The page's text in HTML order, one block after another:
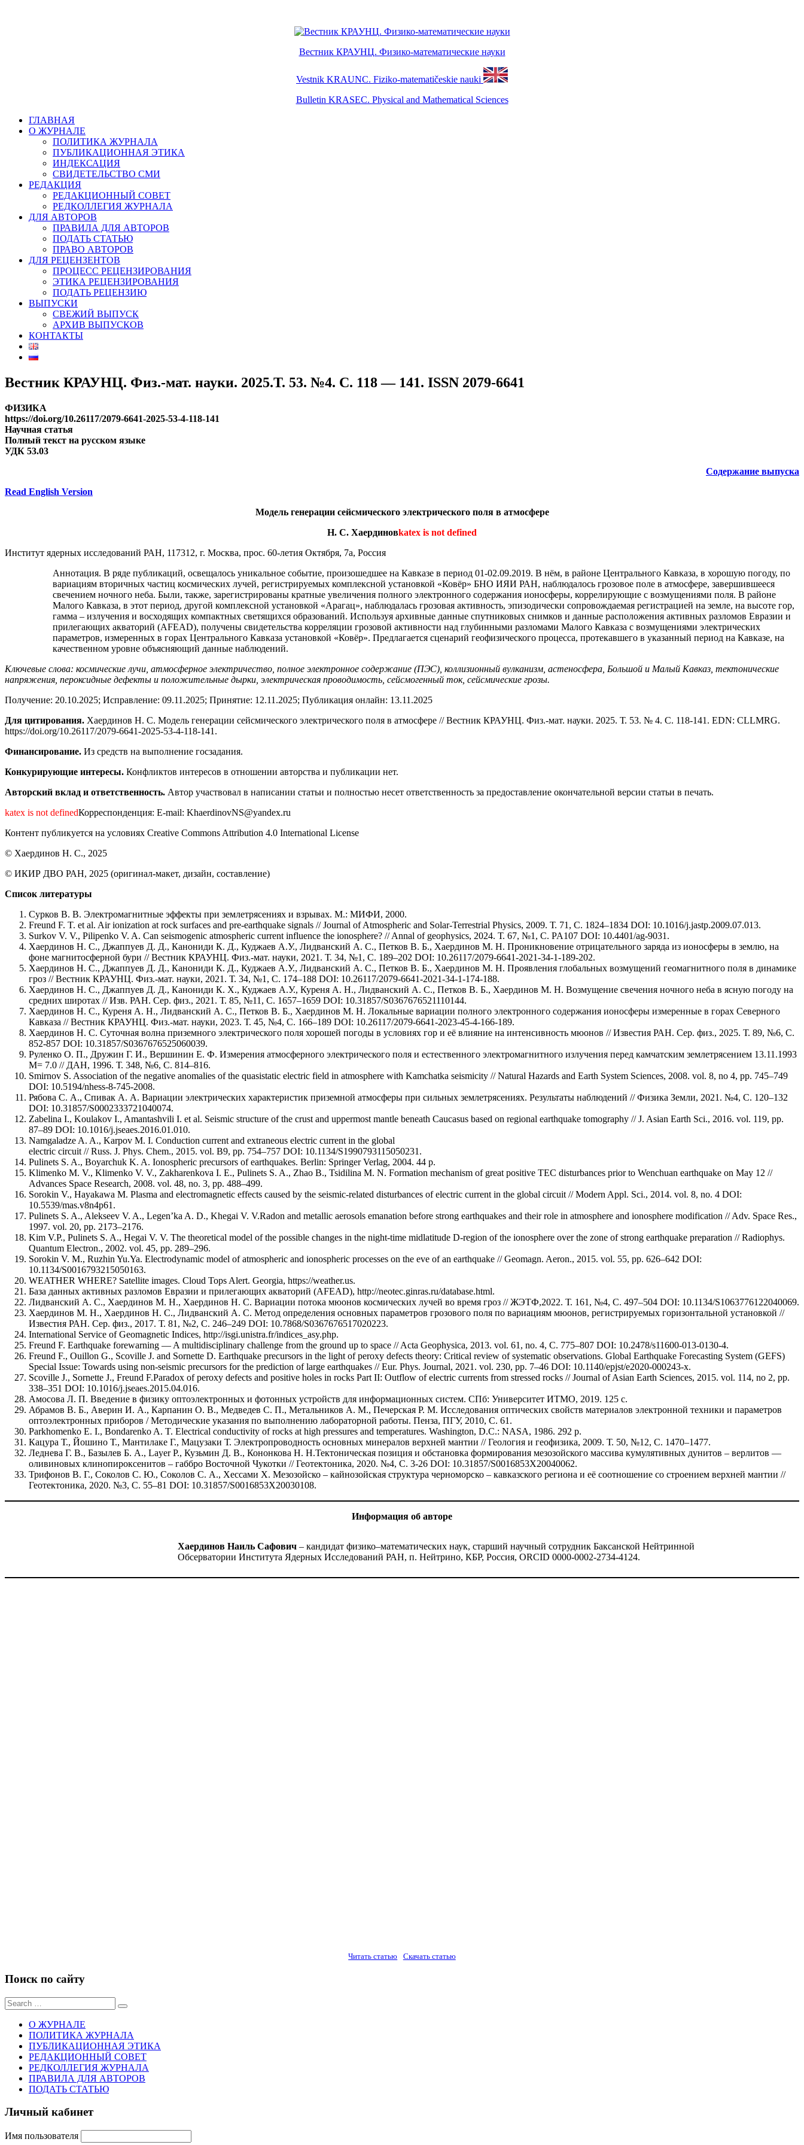
Вестник КРАУНЦ. Физико-математические науки
Vestnik KRAUNC. Fiziko-matematičeskie nauki
Bulletin KRASEC. Physical and Mathematical Sciences
ГЛАВНАЯ
О ЖУРНАЛЕ
ПОЛИТИКА ЖУРНАЛА
ПУБЛИКАЦИОННАЯ ЭТИКА
ИНДЕКСАЦИЯ
СВИДЕТЕЛЬСТВО СМИ
РЕДАКЦИЯ
РЕДАКЦИОННЫЙ СОВЕТ
РЕДКОЛЛЕГИЯ ЖУРНАЛА
ДЛЯ АВТОРОВ
ПРАВИЛА ДЛЯ АВТОРОВ
ПОДАТЬ СТАТЬЮ
ПРАВО АВТОРОВ
ДЛЯ РЕЦЕНЗЕНТОВ
ПРОЦЕСС РЕЦЕНЗИРОВАНИЯ
ЭТИКА РЕЦЕНЗИРОВАНИЯ
ПОДАТЬ РЕЦЕНЗИЮ
ВЫПУСКИ
СВЕЖИЙ ВЫПУСК
АРХИВ ВЫПУСКОВ
КОНТАКТЫ
Вестник КРАУНЦ. Физ.-мат. науки. 2025.Т. 53. №4. C. 118 — 141. ISSN 2079-6641
ФИЗИКА
https://doi.org/10.26117/2079-6641-2025-53-4-118-141
Научная статья
Полный текст на русском языке
УДК 53.03
Содержание выпуска
Read English Version
Модель генерации сейсмического электрического поля в атмосфере
Н. С. Хаердиновkatex is not defined
Институт ядерных исследований РАН, 117312, г. Москва, прос. 60-летия Октября, 7а, Россия
Аннотация. В ряде публикаций, освещалось уникальное событие, произошедшее на Кавказе в период 01-02.09.2019. В нём, в районе Центрального Кавказа, в хорошую погоду, по
вариациям вторичных частиц космических лучей, регистрируемых комплексной установкой «Ковёр» БНО ИЯИ РАН, наблюдалось грозовое поле в атмосфере, завершившееся
свечением ночного неба. Были, также, зарегистрированы кратные увеличения полного электронного содержания ионосферы, коррелирующие с возмущениями поля. В районе
Малого Кавказа, в этот период, другой комплексной установкой «Арагац», наблюдалась грозовая активность, эпизодически сопровождаемая регистрацией на земле, на высоте гор,
гамма – излучения и восходящих компактных светящихся образований. Используя архивные данные спутниковых снимков и данные расположения активных разломов Евразии и
прилегающих акваторий (AFEAD), получены свидетельства корреляции грозовой активности над глубинными разломами Малого Кавказа с возмущениями электрических
параметров, измеренных в горах Центрального Кавказа установкой «Ковёр». Предлагается сценарий геофизического процесса, протекавшего в указанный период на Кавказе, на
качественном уровне объясняющий данные наблюдений.
Ключевые слова: космические лучи, атмосферное электричество, полное электронное содержание (ПЭС), коллизионный вулканизм, астеносфера, Большой и Малый Кавказ, тектонические
напряжения, пероксидные дефекты и положительные дырки, электрическая проводимость, сейсмогенный ток, сейсмические грозы.
Получение: 20.10.2025; Исправление: 09.11.2025; Принятие: 12.11.2025; Публикация онлайн: 13.11.2025
Для цитирования. Хаердинов Н. С. Модель генерации сейсмического электрического поля в атмосфере // Вестник КРАУНЦ. Физ.-мат. науки. 2025. Т. 53. № 4. C. 118-141. EDN: CLLMRG.
https://doi.org/10.26117/2079-6641-2025-53-4-118-141.
Финансирование. Из средств на выполнение госзадания.
Конкурирующие интересы. Конфликтов интересов в отношении авторства и публикации нет.
Авторский вклад и ответственность. Автор участвовал в написании статьи и полностью несет ответственность за предоставление окончательной версии статьи в печать.
katex is not definedКорреспонденция: E-mail: KhaerdinovNS@yandex.ru
Контент публикуется на условиях Creative Commons Attribution 4.0 International License
© Хаердинов Н. С., 2025
© ИКИР ДВО РАН, 2025 (оригинал-макет, дизайн, составление)
Список литературы
Сурков В. В. Электромагнитные эффекты при землетрясениях и взрывах. М.: МИФИ, 2000.
Freund F. T. et al. Air ionization at rock surfaces and pre-earthquake signals // Journal of Atmospheric and Solar-Terrestrial Physics, 2009. Т. 71, С. 1824–1834 DOI: 10.1016/j.jastp.2009.07.013.
Surkov V. V., Pilipenko V. A. Can seismogenic atmospheric current influence the ionosphere? // Annal of geophysics, 2024. Т. 67, №1, С. PA107 DOI: 10.4401/ag-9031.
Хаердинов Н. С., Джаппуев Д. Д., Канониди К. Д., Куджаев А.У., Лидванский А. С., Петков В. Б., Хаердинов М. Н. Проникновение отрицательного заряда из ионосферы в землю, на
фоне магнитосферной бури // Вестник КРАУНЦ. Физ.-мат. науки, 2021. Т. 34, №1, С. 189–202 DOI: 10.26117/2079-6641-2021-34-1-189-202.
Хаердинов Н. С., Джаппуев Д. Д., Канониди К. Д., Куджаев А.У., Лидванский А. С., Петков В. Б., Хаердинов М. Н. Проявления глобальных возмущений геомагнитного поля в динамике
гроз // Вестник КРАУНЦ. Физ.-мат. науки, 2021. Т. 34, №1, С. 174–188 DOI: 10.26117/2079-6641-2021-34-1-174-188.
Хаердинов Н. С., Джаппуев Д. Д., Канониди К. Х., Куджаев А.У., Куреня А. Н., Лидванский А. С., Петков В. Б., Хаердинов М. Н. Возмущение свечения ночного неба в ясную погоду на
средних широтах // Изв. РАН. Сер. физ., 2021. Т. 85, №11, С. 1657–1659 DOI: 10.31857/S0367676521110144.
Хаердинов Н. С., Куреня А. Н., Лидванский А. С., Петков В. Б., Хаердинов М. Н. Локальные вариации полного электронного содержания ионосферы измеренные в горах Северного
Кавказа // Вестник КРАУНЦ. Физ.-мат. науки, 2023. Т. 45, №4, С. 166–189 DOI: 10.26117/2079-6641-2023-45-4-166-189.
Хаердинов Н. С. Суточная волна приземного электрического поля хорошей погоды в условиях гор и её влияние на интенсивность мюонов // Известия РАН. Сер. физ., 2025. Т. 89, №6, С.
852-857 DOI: 10.31857/S0367676525060039.
Руленко О. П., Дружин Г. И., Вершинин Е. Ф. Измерения атмосферного электрического поля и естественного электромагнитного излучения перед камчатским землетрясением 13.11.1993
М= 7.0 // ДАН, 1996. Т. 348, №6, С. 814–816.
Smirnov S. Association of the negative anomalies of the quasistatic electric field in atmosphere with Kamchatka seismicity // Natural Hazards and Earth System Sciences, 2008. vol. 8, no 4, pp. 745–749
DOI: 10.5194/nhess-8-745-2008.
Рябова С. А., Спивак А. А. Вариации электрических характеристик приземной атмосферы при сильных землетрясениях. Результаты наблюдений // Физика Земли, 2021. №4, С. 120–132
DOI: 10.31857/S0002333721040074.
Zabelina I., Koulakov I., Amantashvili I. et al. Seismic structure of the crust and uppermost mantle beneath Caucasus based on regional earthquake tomography // J. Asian Earth Sci., 2016. vol. 119, pp.
87–89 DOI: 10.1016/j.jseaes.2016.01.010.
Namgaladze A. A., Karpov M. I. Conduction current and extraneous electric current in the global
electric circuit // Russ. J. Phys. Chem., 2015. vol. B9, pp. 754–757 DOI: 10.1134/S1990793115050231.
Pulinets S. A., Boyarchuk K. A. Ionospheric precursors of earthquakes. Berlin: Springer Verlag, 2004. 44 p.
Klimenko M. V., Klimenko V. V., Zakharenkova I. E., Pulinets S. A., Zhao B., Tsidilina M. N. Formation mechanism of great positive TEC disturbances prior to Wenchuan earthquake on May 12 //
Advances Space Research, 2008. vol. 48, no. 3, pp. 488–499.
Sorokin V., Hayakawa M. Plasma and electromagnetic effects caused by the seismic-related disturbances of electric current in the global circuit // Modern Appl. Sci., 2014. vol. 8, no. 4 DOI:
10.5539/mas.v8n4p61.
Pulinets S. A., Alekseev V. A., Legen’ka A. D., Khegai V. V.Radon and metallic aerosols emanation before strong earthquakes and their role in atmosphere and ionosphere modification // Adv. Space Res.,
1997. vol. 20, pp. 2173–2176.
Kim V.P., Pulinets S. A., Hegai V. V. The theoretical model of the possible changes in the night-time midlatitude D-region of the ionosphere over the zone of strong earthquake preparation // Radiophys.
Quantum Electron., 2002. vol. 45, pp. 289–296.
Sorokin V. M., Ruzhin Yu.Ya. Electrodynamic model of atmospheric and ionospheric processes on the eve of an earthquake // Geomagn. Aeron., 2015. vol. 55, pp. 626–642 DOI:
10.1134/S0016793215050163.
WEATHER WHERE? Satellite images. Cloud Tops Alert. Georgia, https://weather.us.
База данных активных разломов Евразии и прилегающих акваторий (AFEAD), http://neotec.ginras.ru/database.html.
Лидванский А. С., Хаердинов М. Н., Хаердинов Н. С. Вариации потока мюонов космических лучей во время гроз // ЖЭТФ,2022. Т. 161, №4, С. 497–504 DOI: 10.1134/S1063776122040069.
Хаердинов М. Н., Хаердинов Н. С., Лидванский А. С. Метод определения основных параметров грозового поля по вариациям мюонов, регистрируемых горизонтальной установкой //
Известия РАН. Сер. физ., 2017. Т. 81, №2, С. 246–249 DOI: 10.7868/S0367676517020223.
International Service of Geomagnetic Indices, http://isgi.unistra.fr/indices_asy.php.
Freund F. Earthquake forewarning — A multidisciplinary challenge from the ground up to space // Acta Geophysica, 2013. vol. 61, no. 4, С. 775–807 DOI: 10.2478/s11600-013-0130-4.
Freund F., Ouillon G., Scoville J. and Sornette D. Earthquake precursors in the light of peroxy defects theory: Critical review of systematic observations. Global Earthquake Forecasting System (GEFS)
Special Issue: Towards using non-seismic precursors for the prediction of large earthquakes // Eur. Phys. Journal, 2021. vol. 230, pp. 7–46 DOI: 10.1140/epjst/e2020-000243-x.
Scoville J., Sornette J., Freund F.Paradox of peroxy defects and positive holes in rocks Part II: Outflow of electric currents from stressed rocks // Journal of Asian Earth Sciences, 2015. vol. 114, no 2, pp.
338–351 DOI: 10.1016/j.jseaes.2015.04.016.
Амосова Л. П. Введение в физику оптоэлектронных и фотонных устройств для информационных систем. СПб: Университет ИТМО, 2019. 125 с.
Абрамов В. Б., Аверин И. А., Карпанин О. В., Медведев С. П., Метальников А. М., Печерская Р. М. Исследования оптических свойств материалов электронной техники и параметров
оптоэлектронных приборов / Методические указания по выполнению лабораторной работы. Пенза, ПГУ, 2010, С. 61.
Parkhomenko E. I., Bondarenko A. T. Electrical conductivity of rocks at high pressures and temperatures. Washington, D.C.: NASA, 1986. 292 p.
Кацура Т., Йошино Т., Мантилаке Г., Мацузаки Т. Электропроводность основных минералов верхней мантии // Геология и геофизика, 2009. Т. 50, №12, С. 1470–1477.
Леднева Г. В., Базылев Б. А., Layer P., Кузьмин Д. В., Кононкова Н. Н.Тектоническая позиция и обстановка формирования мезозойского массива кумулятивных дунитов – верлитов —
оливиновых клинопироксенитов – габбро Восточной Чукотки // Геотектоника, 2020. №4, С. 3-26 DOI: 10.31857/S0016853X20040062.
Трифонов В. Г., Соколов С. Ю., Соколов С. А., Хессами Х. Мезозойско – кайнозойская структура черноморско – кавказского региона и её соотношение со строением верхней мантии //
Геотектоника, 2020. №3, С. 55–81 DOI: 10.31857/S0016853X20030108.
Информация об авторе
Хаердинов Наиль Сафович – кандидат физико–математических наук, старший научный сотрудник Баксанской Нейтринной
Обсерватории Института Ядерных Исследований РАН, п. Нейтрино, КБР, Россия, ORCID 0000-0002-2734-4124.
Читать статью Скачать статью
Поиск по сайту
Sear
for:
О ЖУРНАЛЕ
ПОЛИТИКА ЖУРНАЛА
ПУБЛИКАЦИОННАЯ ЭТИКА
РЕДАКЦИОННЫЙ СОВЕТ
РЕДКОЛЛЕГИЯ ЖУРНАЛА
ПРАВИЛА ДЛЯ АВТОРОВ
ПОДАТЬ СТАТЬЮ
Личный кабинет
Имя пользователя